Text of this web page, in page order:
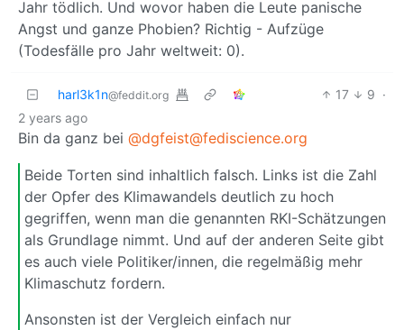
Jahr tödlich. Und wovor haben die Leute panische
Angst und ganze Phobien? Richtig - Aufzüge
(Todesfälle pro Jahr weltweit: 0).
harl3k1n@feddit.org 17 9 ·
2 years ago
Bin da ganz bei @dgfeist@fediscience.org
Beide Torten sind inhaltlich falsch. Links ist die Zahl
der Opfer des Klimawandels deutlich zu hoch
gegriffen, wenn man die genannten RKI-Schätzungen
als Grundlage nimmt. Und auf der anderen Seite gibt
es auch viele Politiker/innen, die regelmäßig mehr
Klimaschutz fordern.
Ansonsten ist der Vergleich einfach nur